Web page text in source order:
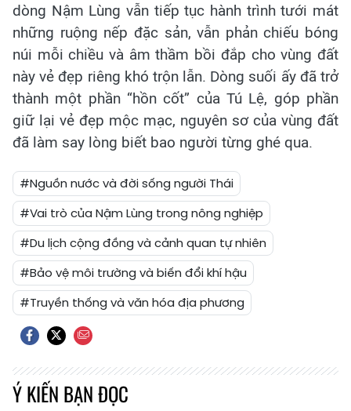
dòng Nậm Lùng vẫn tiếp tục hành trình tưới mát
những ruộng nếp đặc sản, vẫn phản chiếu bóng
núi mỗi chiều và âm thầm bồi đắp cho vùng đất
này vẻ đẹp riêng khó trộn lẫn. Dòng suối ấy đã trở
thành một phần “hồn cốt” của Tú Lệ, góp phần
giữ lại vẻ đẹp mộc mạc, nguyên sơ của vùng đất
đã làm say lòng biết bao người từng ghé qua.
#Nguồn nước và đời sống người Thái
#Vai trò của Nậm Lùng trong nông nghiệp
#Du lịch cộng đồng và cảnh quan tự nhiên
#Bảo vệ môi trường và biến đổi khí hậu
#Truyền thống và văn hóa địa phương
Ý KIẾN BẠN ĐỌC